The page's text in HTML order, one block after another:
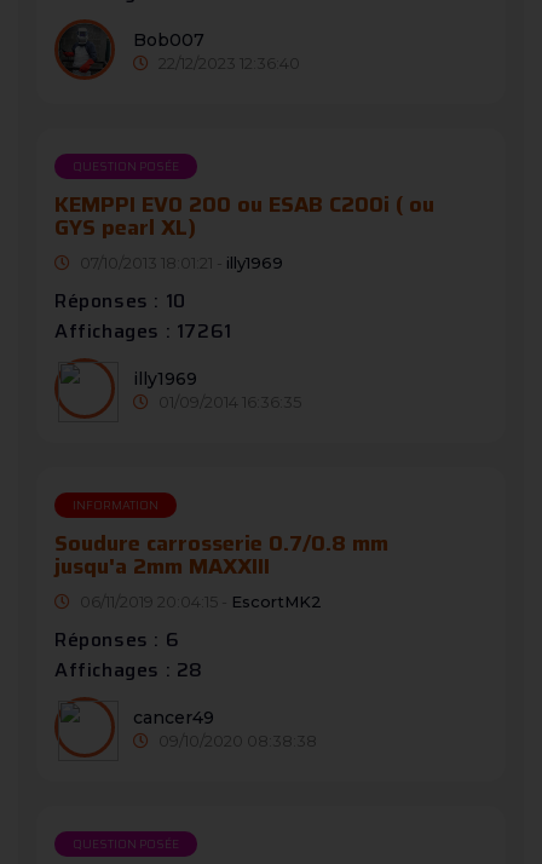
Bob007
22/12/2023 12:36:40
QUESTION POSÉE
KEMPPI EVO 200 ou ESAB C200i ( ou
GYS pearl XL)
07/10/2013 18:01:21 - illy1969
Réponses : 10
Affichages : 17261
illy1969
01/09/2014 16:36:35
INFORMATION
Soudure carrosserie 0.7/0.8 mm
jusqu'a 2mm MAXXIII
06/11/2019 20:04:15 - EscortMK2
Réponses : 6
Affichages : 28
cancer49
09/10/2020 08:38:38
QUESTION POSÉE